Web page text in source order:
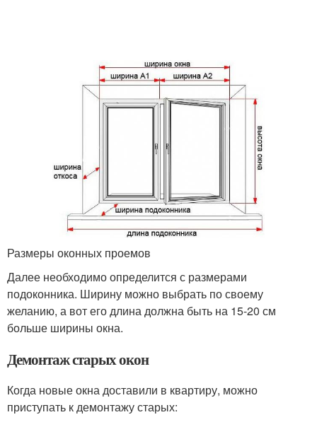
Размеры оконных проемов
Далее необходимо определится с размерами
подоконника. Ширину можно выбрать по своему
желанию, а вот его длина должна быть на 15-20 см
больше ширины окна.
Демонтаж старых окон
Когда новые окна доставили в квартиру, можно
приступать к демонтажу старых: